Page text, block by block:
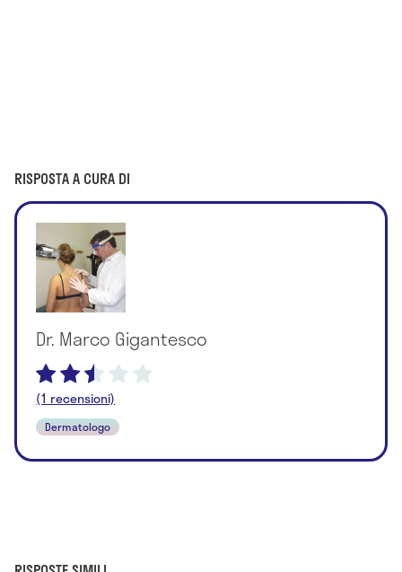
RISPOSTA A CURA DI
Dr. Marco Gigantesco
(1 recensioni)
Dermatologo